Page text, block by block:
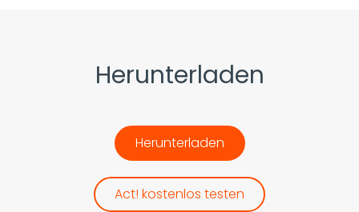
Herunterladen
Herunterladen
Act! kostenlos testen